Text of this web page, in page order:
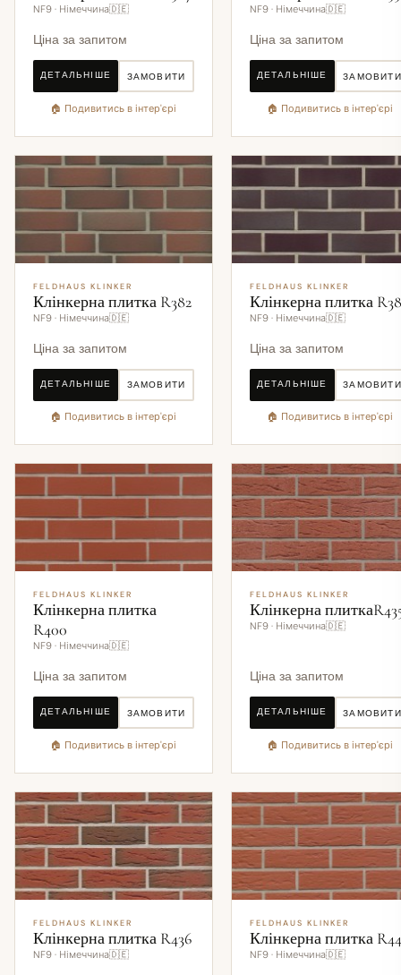
NF9 · Німеччина🇩🇪
Ціна за запитом
ДЕТАЛЬНІШЕ ЗАМОВИТИ
🏠 Подивитись в інтер'єрі
NF9 · Німеччина🇩🇪
Ціна за запитом
ДЕТАЛЬНІШЕ ЗАМОВИТИ
🏠 Подивитись в інтер'єрі
FELDHAUS KLINKER
Клінкерна плитка R382
NF9 · Німеччина🇩🇪
Ціна за запитом
ДЕТАЛЬНІШЕ ЗАМОВИТИ
🏠 Подивитись в інтер'єрі
FELDHAUS KLINKER
Клінкерна плитка
NF9 · Німеччина🇩🇪
Ціна за запитом
ДЕТАЛЬНІШЕ ЗАМОВИТИ
🏠 Подивитись в інтер'єрі
FELDHAUS KLINKER
Клінкерна плитка
R400
NF9 · Німеччина🇩🇪
Ціна за запитом
ДЕТАЛЬНІШЕ ЗАМОВИТИ
🏠 Подивитись в інтер'єрі
FELDHAUS KLINKER
Клінкерна
NF9 · Німеччина🇩🇪
Ціна за запитом
ДЕТАЛЬНІШЕ ЗАМОВИТИ
🏠 Подивитись в інтер'єрі
FELDHAUS KLINKER
Клінкерна плитка R436
NF9 · Німеччина🇩🇪
FELDHAUS KLINKER
Клінкерна плитка
NF9 · Німеччина🇩🇪